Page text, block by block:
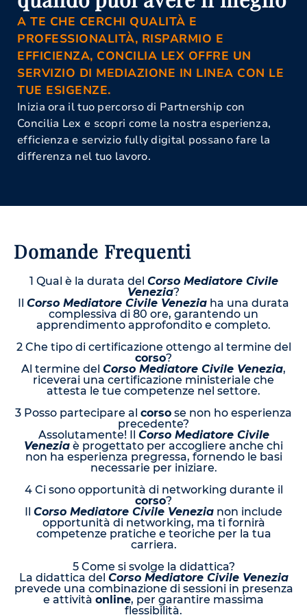
A TE CHE CERCHI QUALITÀ E
PROFESSIONALITÀ, RISPARMIO E
EFFICIENZA, CONCILIA LEX OFFRE UN
SERVIZIO DI MEDIAZIONE IN LINEA CON LE
TUE ESIGENZE.
Inizia ora il tuo percorso di Partnership con
Concilia Lex e scopri come la nostra esperienza,
efficienza e servizio fully digital possano fare la
differenza nel tuo lavoro.
Domande Frequenti
1 Qual è la durata del Corso Mediatore Civile
Venezia?
Corso Mediatore Civile Venezia ha una durata
complessiva di 80 ore, garantendo un
apprendimento approfondito e completo.
2 Che tipo di certificazione ottengo al termine del
corso?
Al termine del Corso Mediatore Civile Venezia,
riceverai una certificazione ministeriale che
attesta le tue competenze nel settore.
3 Posso partecipare al corso se non ho esperienza
precedente?
Assolutamente! Il Corso Mediatore Civile
Venezia è progettato per accogliere anche chi
non ha esperienza pregressa, fornendo le basi
necessarie per iniziare.
4 Ci sono opportunità di networking durante il
corso?
Corso Mediatore Civile Venezia non include
opportunità di networking, ma ti fornirà
competenze pratiche e teoriche per la tua
carriera.
5 Come si svolge la didattica?
La didattica del Corso Mediatore Civile Venezia
prevede una combinazione di sessioni in presenza
e attività online, per garantire massima
flessibilità.